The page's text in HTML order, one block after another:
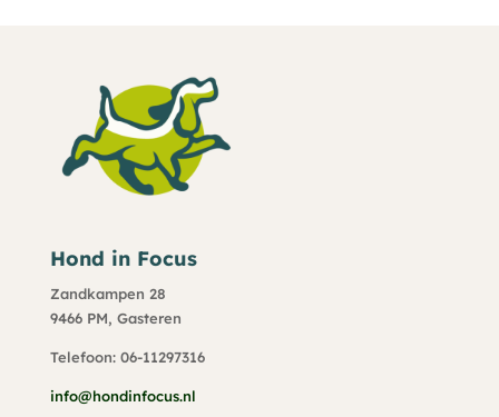
Hond in Focus
Zandkampen 28
9466 PM, Gasteren
Telefoon: 06-11297316
info@hondinfocus.nl